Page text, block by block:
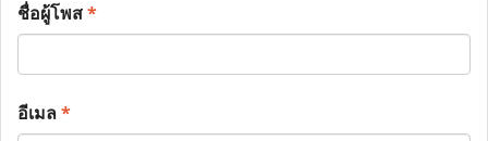
ชื่อผู้โพส*
อีเมล*